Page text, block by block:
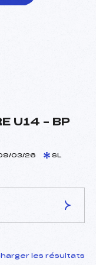
U14 – BP
03/26 SL
OCEANE (SA)
les résultats